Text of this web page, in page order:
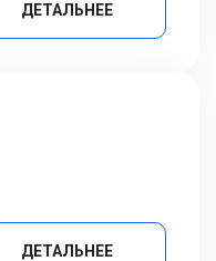
ДЕТАЛЬНЕЕ
ДЕТАЛЬНЕЕ